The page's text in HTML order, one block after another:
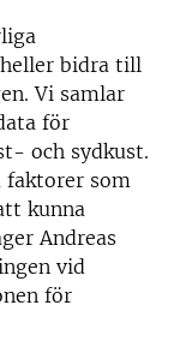
bidra till
Vi samlar
för
och sydkust.
faktorer som
kunna
Andreas
vid
för